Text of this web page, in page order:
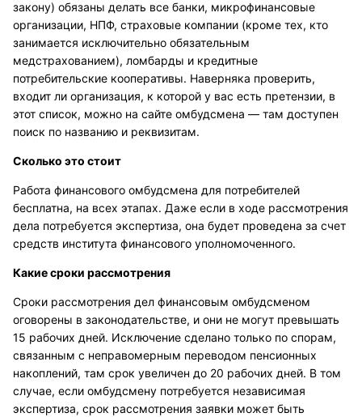
закону) обязаны делать все банки, микрофинансовые
организации, НПФ, страховые компании (кроме тех, кто
занимается исключительно обязательным
медстрахованием), ломбарды и кредитные
потребительские кооперативы. Наверняка проверить,
входит ли организация, к которой у вас есть претензии, в
этот список, можно на сайте омбудсмена — там доступен
поиск по названию и реквизитам.
Сколько это стоит
Работа финансового омбудсмена для потребителей
бесплатна, на всех этапах. Даже если в ходе рассмотрения
дела потребуется экспертиза, она будет проведена за счет
средств института финансового уполномоченного.
Какие сроки рассмотрения
Сроки рассмотрения дел финансовым омбудсменом
оговорены в законодательстве, и они не могут превышать
15 рабочих дней. Исключение сделано только по спорам,
связанным с неправомерным переводом пенсионных
накоплений, там срок увеличен до 20 рабочих дней. В том
случае, если омбудсмену потребуется независимая
экспертиза, срок рассмотрения заявки может быть